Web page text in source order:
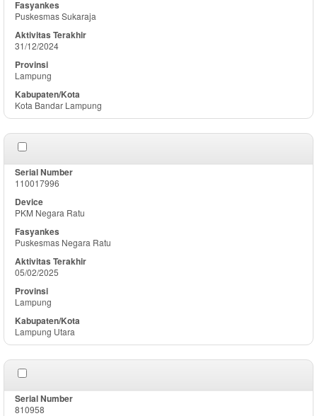
Puskesmas Sukaraja
31/12/2024
Lampung
Kota Bandar Lampung
110017996
PKM Negara Ratu
Puskesmas Negara Ratu
05/02/2025
Lampung
Lampung Utara
810958